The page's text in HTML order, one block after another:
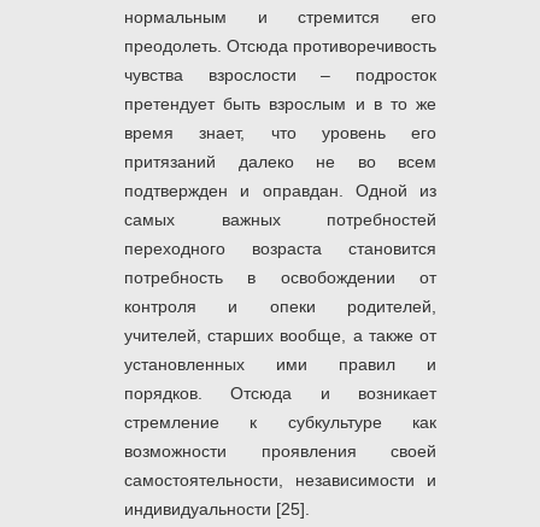
нормальным и стремится его
преодолеть. Отсюда противоречивость
чувства взрослости – подросток
претендует быть взрослым и в то же
время знает, что уровень его
притязаний далеко не во всем
подтвержден и оправдан. Одной из
самых важных потребностей
переходного возраста становится
потребность в освобождении от
контроля и опеки родителей,
учителей, старших вообще, а также от
установленных ими правил и
порядков. Отсюда и возникает
стремление к субкультуре как
возможности проявления своей
самостоятельности, независимости и
индивидуальности [25].